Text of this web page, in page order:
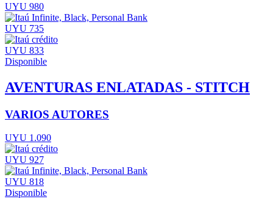
UYU 980
UYU 735
UYU 833
Disponible
AVENTURAS ENLATADAS - STITCH
VARIOS AUTORES
UYU 1.090
UYU 927
UYU 818
Disponible